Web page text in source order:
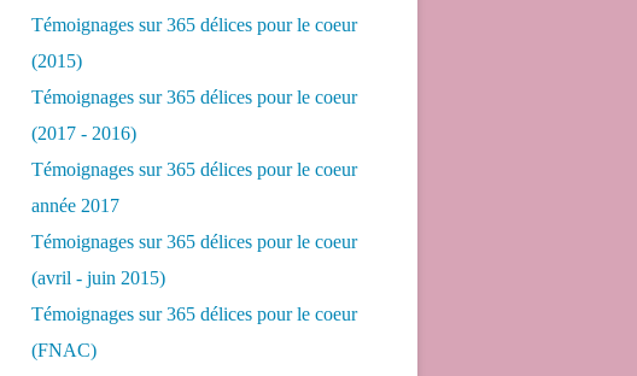
Témoignages sur 365 délices pour le coeur
(2015)
Témoignages sur 365 délices pour le coeur
(2017 - 2016)
Témoignages sur 365 délices pour le coeur
année 2017
Témoignages sur 365 délices pour le coeur
(avril - juin 2015)
Témoignages sur 365 délices pour le coeur
(FNAC)